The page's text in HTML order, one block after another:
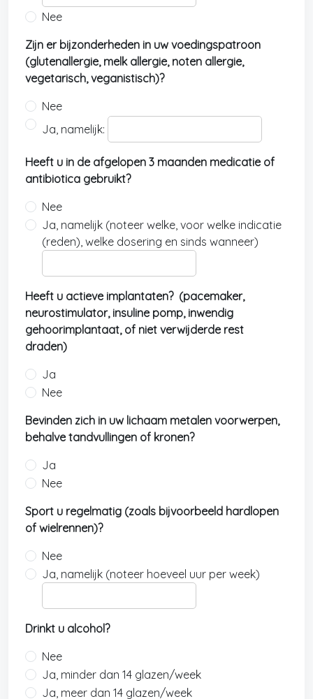
Nee
Zijn er bijzonderheden in uw voedingspatroon
(glutenallergie, melk allergie, noten allergie,
vegetarisch, veganistisch)?
Nee
Ja, namelijk:
Heeft u in de afgelopen 3 maanden medicatie of
antibiotica gebruikt?
Nee
Ja, namelijk (noteer welke, voor welke indicatie
(reden), welke dosering en sinds wanneer)
Heeft u actieve implantaten? (pacemaker,
neurostimulator, insuline pomp, inwendig
gehoorimplantaat, of niet verwijderde rest
draden)
Ja
Nee
Bevinden zich in uw lichaam metalen voorwerpen,
behalve tandvullingen of kronen?
Ja
Nee
Sport u regelmatig (zoals bijvoorbeeld hardlopen
of wielrennen)?
Nee
Ja, namelijk (noteer hoeveel uur per week)
Drinkt u alcohol?
Nee
Ja, minder dan 14 glazen/week
Ja, meer dan 14 glazen/week